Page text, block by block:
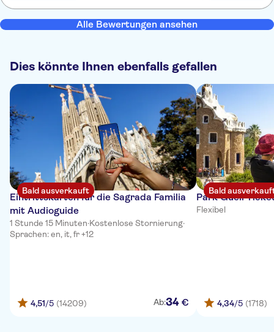
Alle Bewertungen ansehen
Dies könnte Ihnen ebenfalls gefallen
Bald ausverkauft
Eintrittskarten für die Sagrada Familia
mit Audioguide
1 Stunde 15 Minuten·Kostenlose Stornierung·
Sprachen: en, it, fr +12
4,51/5 (14209) Ab:34 €
Bald
Park Güell
Flexibel
4,34/5 (1718)